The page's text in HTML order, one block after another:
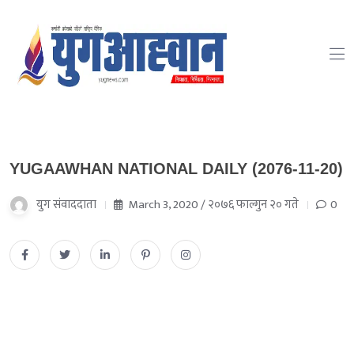
YUGAAWHAN NATIONAL DAILY (2076-11-20)
युग संवाददाता March 3, 2020 / २०७६ फाल्गुन २० गते 0